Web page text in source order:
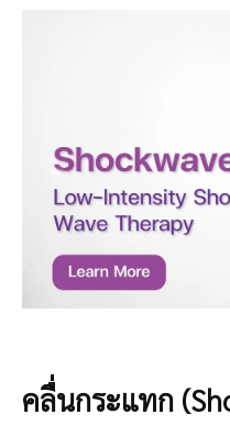
คลื่นกระแทก